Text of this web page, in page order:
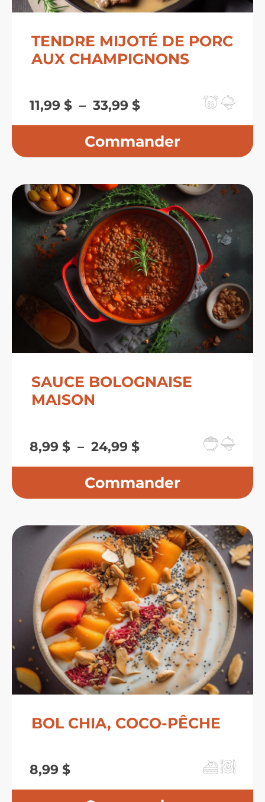
TENDRE MIJOTÉ DE PORC
AUX CHAMPIGNONS
11,99 $ – 33,99 $Plage
de
prix :
à
33,99 $
SAUCE BOLOGNAISE
MAISON
8,99 $ – 24,99 $Plage
de
prix :
à
24,99 $
BOL CHIA, COCO-PÊCHE
8,99 $